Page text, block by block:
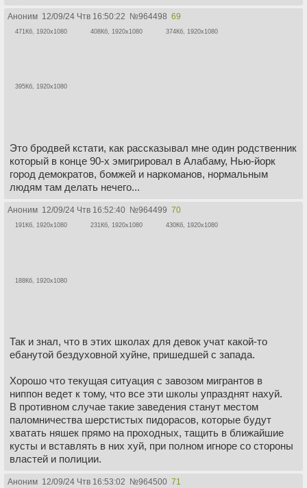
Аноним 12/09/24 Чтв 16:50:22 №964498 69
471Кб, 1920x1080 408Кб, 1920x1080 374Кб, 1920x1080
395Кб, 1920x1080
Это бродвей кстати, как рассказывал мне один родственник
который в конце 90-х эмигрировал в Алабаму, Нью-йорк
город демократов, бомжей и наркоманов, нормальным
людям там делать нечего...
Аноним 12/09/24 Чтв 16:52:40 №964499 70
191Кб, 1920x1080 231Кб, 1920x1080 430Кб, 1920x1080
188Кб, 1920x1080
Так и знал, что в этих школах для девок учат какой-то
ебанутой бездуховной хуйне, пришедшей с запада.
Хорошо что текущая ситуация с завозом мигрантов в
ниппон ведет к тому, что все эти школы упразднят нахуй.
В противном случае такие заведения станут местом
паломничества шерстистых пидорасов, которые будут
хватать няшек прямо на проходных, тащить в ближайшие
кусты и вставлять в них хуй, при полном игноре со стороны
властей и полиции.
Аноним 12/09/24 Чтв 16:53:02 №964500 71